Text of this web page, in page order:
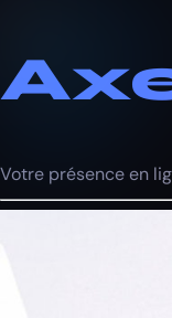
Votre présence en